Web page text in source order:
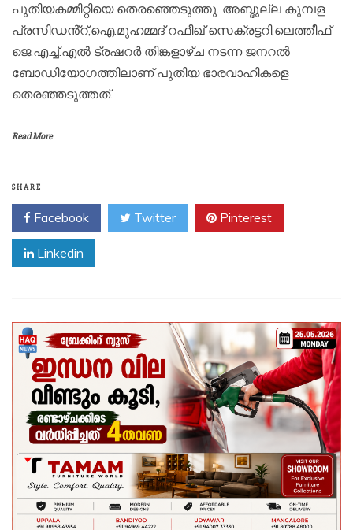
പുതിയകമ്മിറ്റിയെ തെരഞ്ഞെടുത്തു. അബ്ദുല്ല കുമ്പള
പ്രസിഡൻ്റ്,ഐ.മുഹമ്മദ് റഫീഖ് സെക്രട്ടറി,ലെത്തീഫ്
ജെ.എച്ച്.എൽ ട്രഷറർ തിങ്കളാഴ്ച നടന്ന ജനറൽ
ബോഡിയോഗത്തിലാണ് പുതിയ ഭാരവാഹികളെ
തെരഞ്ഞടുത്തത്.
Read More
SHARE
Facebook Twitter Pinterest
Linkedin